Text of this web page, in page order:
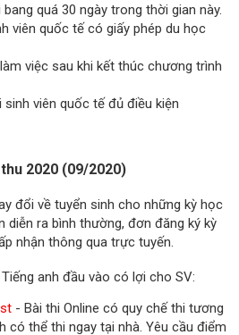
quá 30 ngày trong thời gian này.
viên quốc tế có giấy phép du học
việc sau khi kết thúc chương trình
viên quốc tế đủ điều kiện
2020 (09/2020)
đổi về tuyển sinh cho những kỳ học
diễn ra bình thường, đơn đăng ký kỳ
nhận thông qua trực tuyến.
anh đầu vào có lợi cho SV:
- Bài thi Online có quy chế thi tương
có thể thi ngay tại nhà. Yêu cầu điểm